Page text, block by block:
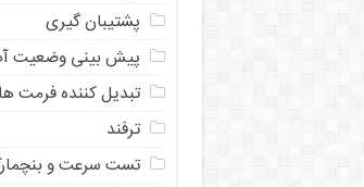
پشتیبان گیری
پیش بینی وضعیت
تبدیل کننده فرمت ها
ترفند
تست سرعت و